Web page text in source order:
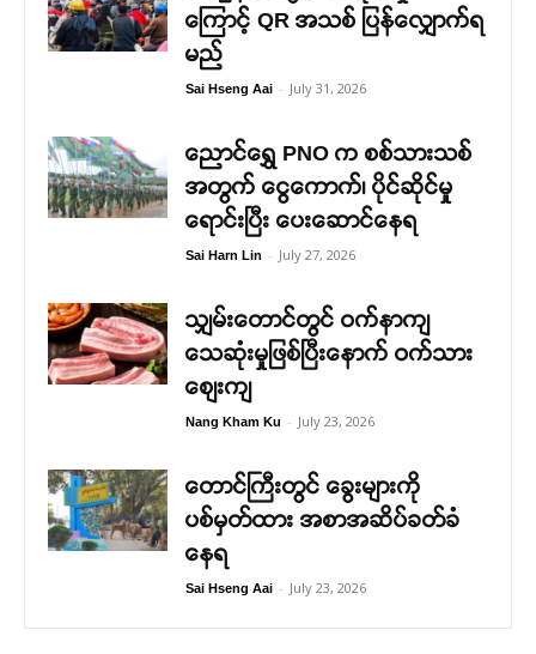
ကြောင့် QR အသစ် ပြန်လျှောက်ရ
မည်
Sai Hseng Aai - July 31, 2026
ညောင်ရွှေ PNO က စစ်သားသစ်
အတွက် ငွေကောက်၊ ပိုင်ဆိုင်မှု
ရောင်းပြီး ပေးဆောင်နေရ
Sai Harn Lin - July 27, 2026
သျှမ်းတောင်တွင် ဝက်နာကျ
သေဆုံးမှုဖြစ်ပြီးနောက် ဝက်သား
စျေးကျ
Nang Kham Ku - July 23, 2026
တောင်ကြီးတွင် ခွေးများကို
ပစ်မှတ်ထား အစာအဆိပ်ခတ်ခံ
နေရ
Sai Hseng Aai - July 23, 2026